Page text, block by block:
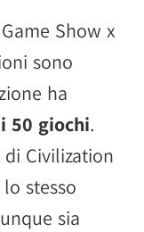
Show x
sono
ha
50 giochi.
Civilization
stesso
sia